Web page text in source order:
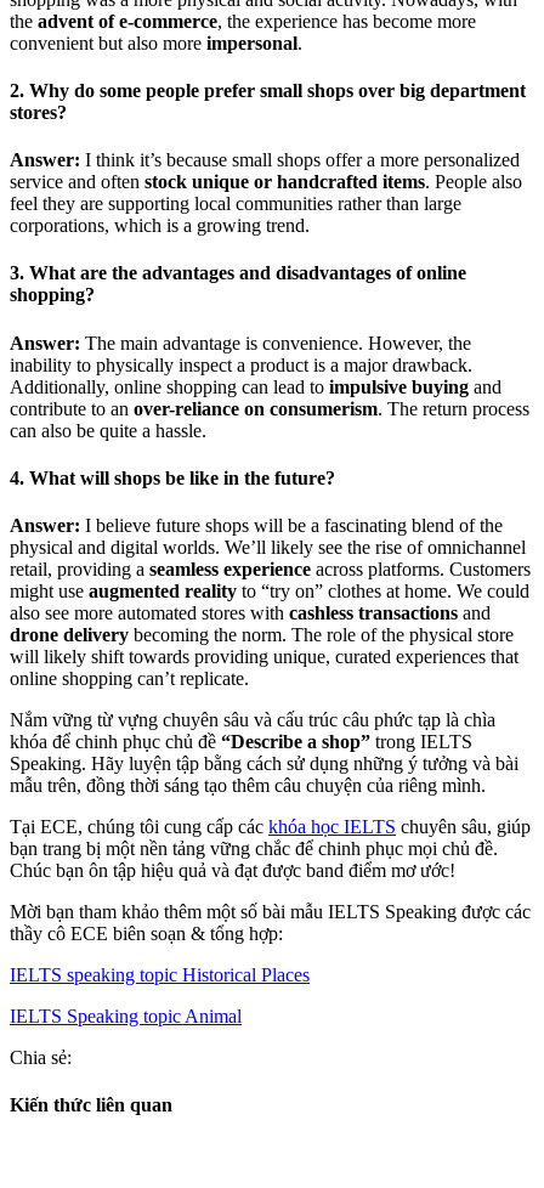
the advent of e-commerce, the experience has become more
convenient but also more impersonal.
2. Why do some people prefer small shops over big department
stores?
Answer: I think it’s because small shops offer a more personalized
service and often stock unique or handcrafted items. People also
feel they are supporting local communities rather than large
corporations, which is a growing trend.
3. What are the advantages and disadvantages of online
shopping?
Answer: The main advantage is convenience. However, the
inability to physically inspect a product is a major drawback.
Additionally, online shopping can lead to impulsive buying and
contribute to an over-reliance on consumerism. The return process
can also be quite a hassle.
4. What will shops be like in the future?
Answer: I believe future shops will be a fascinating blend of the
physical and digital worlds. We’ll likely see the rise of omnichannel
retail, providing a seamless experience across platforms. Customers
might use augmented reality to “try on” clothes at home. We could
also see more automated stores with cashless transactions and
drone delivery becoming the norm. The role of the physical store
will likely shift towards providing unique, curated experiences that
online shopping can’t replicate.
Nắm vững từ vựng chuyên sâu và cấu trúc câu phức tạp là chìa
khóa để chinh phục chủ đề “Describe a shop” trong IELTS
Speaking. Hãy luyện tập bằng cách sử dụng những ý tưởng và bài
mẫu trên, đồng thời sáng tạo thêm câu chuyện của riêng mình.
Tại ECE, chúng tôi cung cấp các khóa học IELTS chuyên sâu, giúp
bạn trang bị một nền tảng vững chắc để chinh phục mọi chủ đề.
Chúc bạn ôn tập hiệu quả và đạt được band điểm mơ ước!
Mời bạn tham khảo thêm một số bài mẫu IELTS Speaking được các
thầy cô ECE biên soạn & tổng hợp:
IELTS speaking topic Historical Places
IELTS Speaking topic Animal
Chia sẻ:
Kiến thức liên quan